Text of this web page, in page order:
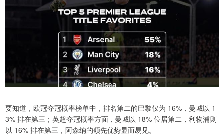
要知道，欧冠夺冠概率榜单中，排名第二的巴黎仅为 16%，曼城以 1
3% 排在第三；英超夺冠概率方面，曼城以 18% 位居第二，利物浦则
以 16% 排在第三，阿森纳的领先优势显而易见。